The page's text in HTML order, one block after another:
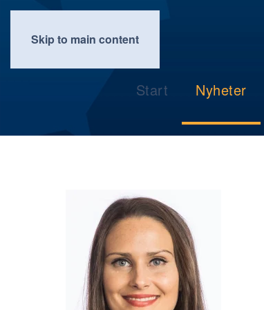
Skip to main content
Start Nyheter